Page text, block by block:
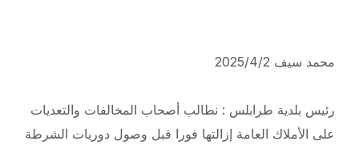
محمد سيف 2025/4/2
رئيس بلدية طرابلس : نطالب أصحاب المخالفات والتعديات
على الأملاك العامة إزالتها فورا قبل وصول دوريات الشرطة